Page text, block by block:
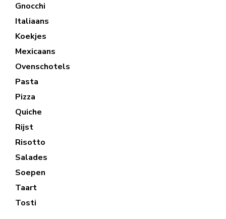
Gnocchi
Italiaans
Koekjes
Mexicaans
Ovenschotels
Pasta
Pizza
Quiche
Rijst
Risotto
Salades
Soepen
Taart
Tosti